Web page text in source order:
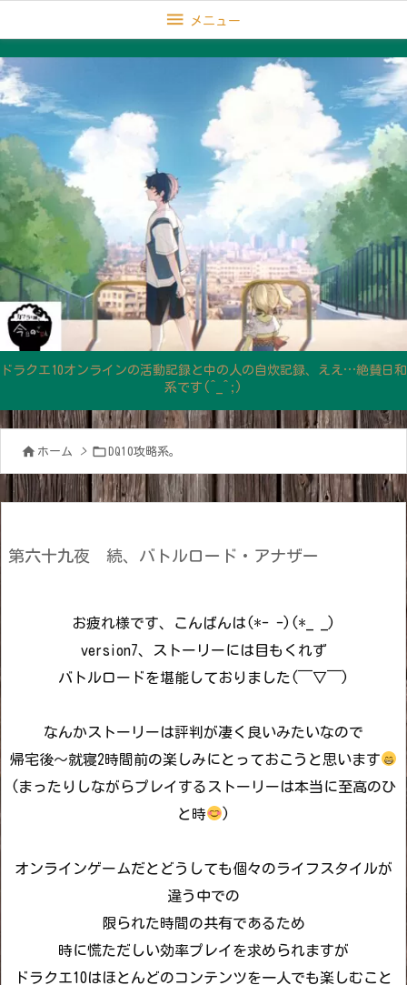
メニュー
ドラクエ10オンラインの活動記録と中の人の自炊記録、ええ…絶賛日和
系です(^_^;)
 ホーム >  DQ10攻略系。
第六十九夜 続、バトルロード・アナザー
お疲れ様です、こんばんは(*- -)(*_ _)
version7、ストーリーには目もくれず
バトルロードを堪能しておりました(￣▽￣)
なんかストーリーは評判が凄く良いみたいなので
帰宅後～就寝2時間前の楽しみにとっておこうと思います
(まったりしながらプレイするストーリーは本当に至高のひ
と時
)
オンラインゲームだとどうしても個々のライフスタイルが
違う中での
限られた時間の共有であるため
時に慌ただしい効率プレイを求められますが
ドラクエ10はほとんどのコンテンツを一人でも楽しむこと